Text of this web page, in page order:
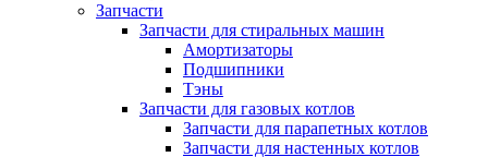
Запчасти
Запчасти для стиральных машин
Амортизаторы
Подшипники
Тэны
Запчасти для газовых котлов
Запчасти для парапетных котлов
Запчасти для настенных котлов